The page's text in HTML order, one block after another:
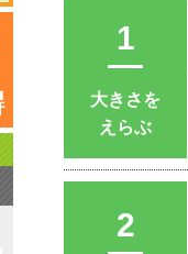
1
大きさを
えらぶ
2